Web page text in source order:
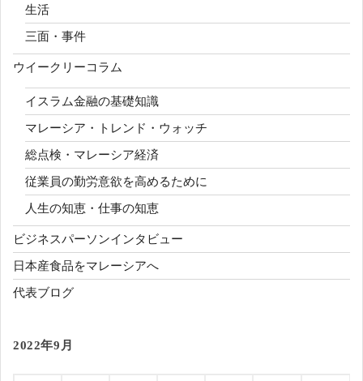
生活
三面・事件
ウイークリーコラム
イスラム金融の基礎知識
マレーシア・トレンド・ウォッチ
総点検・マレーシア経済
従業員の勤労意欲を高めるために
人生の知恵・仕事の知恵
ビジネスパーソンインタビュー
日本産食品をマレーシアへ
代表ブログ
2022年9月